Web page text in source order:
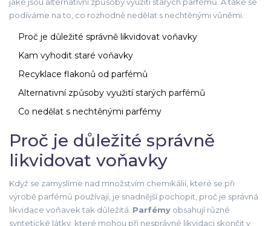
podíváme na to, co rozhodně nedělat s nechtěnými vůněmi.
Proč je důležité správně likvidovat voňavky
Kam vyhodit staré voňavky
Recyklace flakonů od parfémů
Alternativní způsoby využití starých parfémů
Co nedělat s nechtěnými parfémy
Proč je důležité správně
likvidovat voňavky
Když se zamyslíme nad množstvím chemikálií, které se při
výrobě parfémů používají, je snadnější pochopit, proč je správná
likvidace voňavek tak důležitá. Parfémy obsahují různé
syntetické látky, které mohou při nesprávné likvidaci skončit v